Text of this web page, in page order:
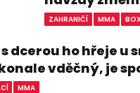
ZAHRANIČÍ MMA
dcerou ho hřeje u
vděčný, je
MMA